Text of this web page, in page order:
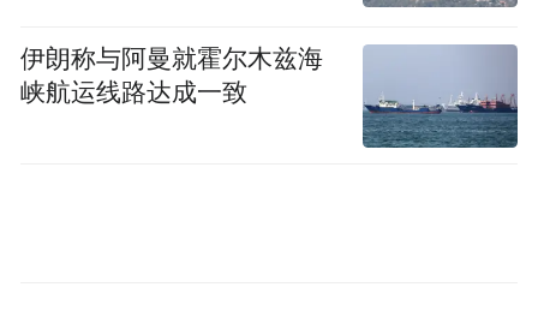
伊朗称与阿曼就霍尔木兹海
峡航运线路达成一致